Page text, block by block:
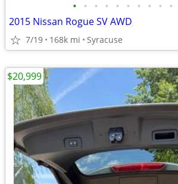
• • • • • • • • • •
2015 Nissan Rogue SV AWD
7/19 168k mi Syracuse
$20,999